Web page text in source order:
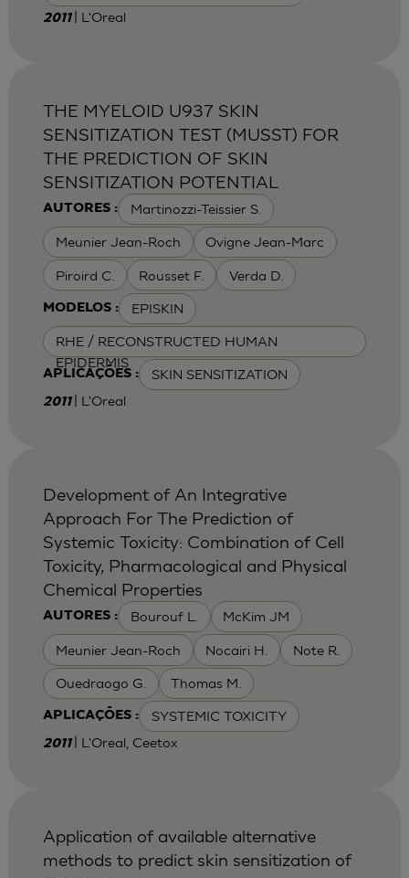
2011 | L'Oreal
AUTORES : Martinozzi-Teissier S.
Meunier Jean-Roch Ovigne Jean-Marc
Piroird C. Rousset F. Verda D.
MODELOS : EPISKIN
RHE / RECONSTRUCTED HUMAN
EPIDERMIS
APLICAÇÕES : SKIN SENSITIZATION
THE MYELOID U937 SKIN
SENSITIZATION TEST (MUSST) FOR
THE PREDICTION OF SKIN
SENSITIZATION POTENTIAL
2011 | L'Oreal
AUTORES : Bourouf L. McKim JM
Meunier Jean-Roch Nocairi H. Note R.
Ouedraogo G. Thomas M.
APLICAÇÕES : SYSTEMIC TOXICITY
Development of An Integrative
Approach For The Prediction of
Systemic Toxicity: Combination of Cell
Toxicity, Pharmacological and Physical
Chemical Properties
2011 | L'Oreal, Ceetox
Application of available alternative
methods to predict skin sensitization of